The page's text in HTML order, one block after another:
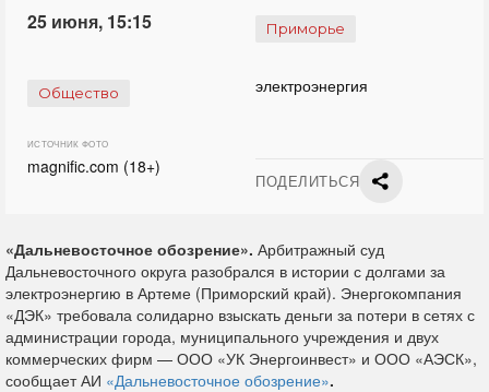
25 июня, 15:15 Приморье
Общество электроэнергия
ИСТОЧНИК ФОТО
magnific.com (18+)
ПОДЕЛИТЬСЯ
«Дальневосточное обозрение». Арбитражный суд
Дальневосточного округа разобрался в истории с долгами за
электроэнергию в Артеме (Приморский край). Энергокомпания
«ДЭК» требовала солидарно взыскать деньги за потери в сетях с
администрации города, муниципального учреждения и двух
коммерческих фирм — ООО «УК Энергоинвест» и ООО «АЭСК»,
сообщает АИ «Дальневосточное обозрение».